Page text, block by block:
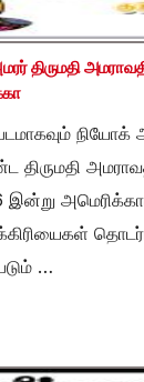
திருமதி
நியோக்
திருமதி
இன்று
…